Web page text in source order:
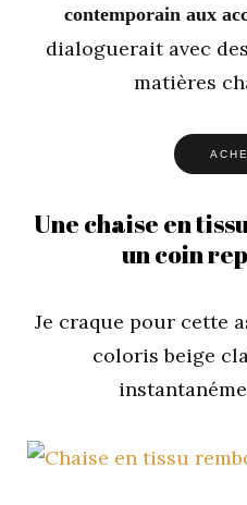
contemporain aux
dialoguerait avec
matières
Une chaise en
un coin
Je craque pour cette
coloris beige